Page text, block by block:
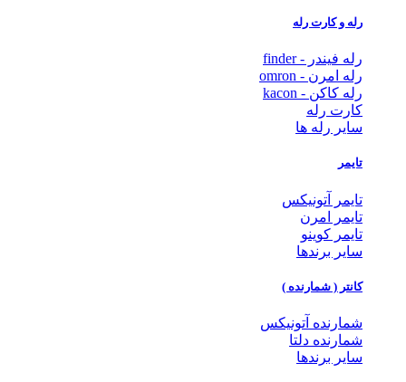
رله و کارت رله
رله فیندر - finder
رله امرن - omron
رله کاکن - kacon
کارت رله
سایر رله ها
تایمر
تایمر آتونیکس
تایمر امرن
تایمر کوینو
سایر برندها
کانتر ( شمارنده )
شمارنده آتونیکس
شمارنده دلتا
سایر برندها